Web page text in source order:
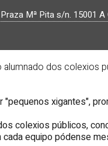
Praza Mª Pita s/n. 15001 A
dos colexios
xigantes",
colexios públicos,
cada equipo pódense